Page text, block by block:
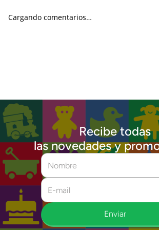
Cargando comentarios…
Recibe todas
las novedades y
Enviar